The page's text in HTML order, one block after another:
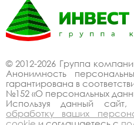
© 2012-2026 Группа
Анонимность
гарантирована в
№152 «О персональных
Используя данный
обработку ваших